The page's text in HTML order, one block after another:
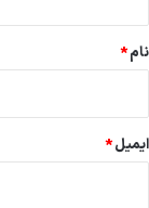
نام*
ایمیل*